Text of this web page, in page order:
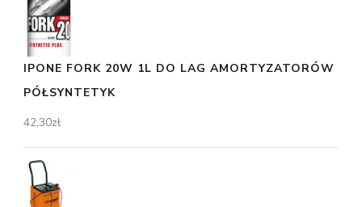
IPONE FORK 20W 1L DO LAG AMORTYZATORÓW
PÓŁSYNTETYK
42,30zł